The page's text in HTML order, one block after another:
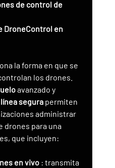
de control de
DroneControl en
la forma en que se
los drones.
avanzado y
segura permiten
administrar
drones para una
que incluyen:
en vivo : transmita